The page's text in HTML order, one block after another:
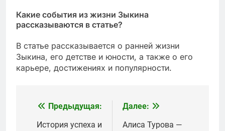
Какие события из жизни Зыкина
рассказываются в статье?
В статье рассказывается о ранней жизни
Зыкина, его детстве и юности, а также о его
карьере, достижениях и популярности.
Навигация
по
Предыдущая:
История успеха и
Далее:
Алиса Турова —